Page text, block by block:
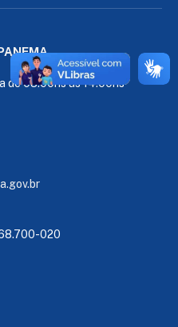
de 08:00hs às 14:00hs
gov.br
68.700-020